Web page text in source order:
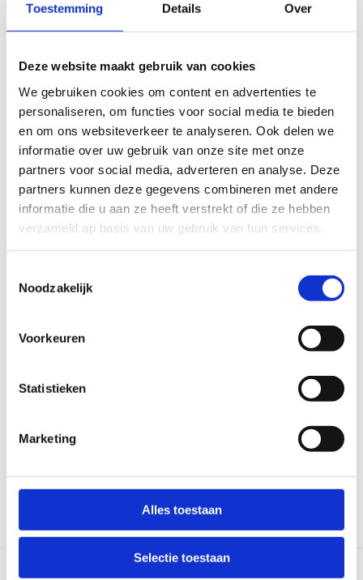
Toestemming Details Over
Deze website maakt gebruik van cookies
We gebruiken cookies om content en advertenties te
personaliseren, om functies voor social media te bieden
en om ons websiteverkeer te analyseren. Ook delen we
informatie over uw gebruik van onze site met onze
partners voor social media, adverteren en analyse. Deze
partners kunnen deze gegevens combineren met andere
informatie die u aan ze heeft verstrekt of die ze hebben
verzameld op basis van uw gebruik van hun services.
Noodzakelijk
Voorkeuren
Statistieken
Marketing
Alles toestaan
Selectie toestaan
verplaatsen de deelnemers zich naar het Tom Dumoulin
Bikepark om de handbike/fiets- en
in tijdritvorm 30 seconden na elkaar. Winnaar in de
diverse klassen bij zowel de vrouwen als de mannen
wordt de atleet met de snelste totaaltijd. Er wordt wel
normaal gewisseld tussen de twee laatste onderdelen
waarbij de racetijd doorloopt.
Foto: Margret IJdema veroverde de afgelopen drie jaar
de titel bij de vrouwen in de rolstoelklasse.